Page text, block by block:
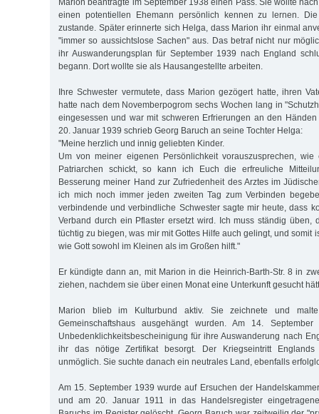
einen potentiellen Ehemann persönlich kennen zu lernen.
zustande. Später erinnerte sich Helga, dass Marion ihr einmal
"immer so aussichtslose Sachen" aus. Das betraf nicht nur
ihr Auswanderungsplan für September 1939 nach England
begann. Dort wollte sie als Hausangestellte arbeiten.
Ihre Schwester vermutete, dass Marion gezögert hatte, ihren
hatte nach dem Novemberpogrom sechs Wochen lang in
eingesessen und war mit schweren Erfrierungen an den
20. Januar 1939 schrieb Georg Baruch an seine Tochter Helga:
"Meine herzlich und innig geliebten Kinder.
Um von meiner eigenen Persönlichkeit vorauszusprechen,
Patriarchen schickt, so kann ich Euch die erfreuliche
Besserung meiner Hand zur Zufriedenheit des Arztes im
ich mich noch immer jeden zweiten Tag zum Verbinden
verbindende und verbindliche Schwester sagte mir heute, dass
Verband durch ein Pflaster ersetzt wird. Ich muss ständig üben,
tüchtig zu biegen, was mir mit Gottes Hilfe auch gelingt, und somit
wie Gott sowohl im Kleinen als im Großen hilft."
Er kündigte dann an, mit Marion in die Heinrich-Barth-Str. 8 in
ziehen, nachdem sie über einen Monat eine Unterkunft gesucht
Marion blieb im Kulturbund aktiv. Sie zeichnete und
Gemeinschaftshaus ausgehängt wurden. Am 14.
Unbedenklichkeitsbescheinigung für ihre Auswanderung nach
ihr das nötige Zertifikat besorgt. Der Kriegseintritt
unmöglich. Sie suchte danach ein neutrales Land, ebenfalls
Am 15. September 1939 wurde auf Ersuchen der
und am 20. Januar 1911 in das Handelsregister